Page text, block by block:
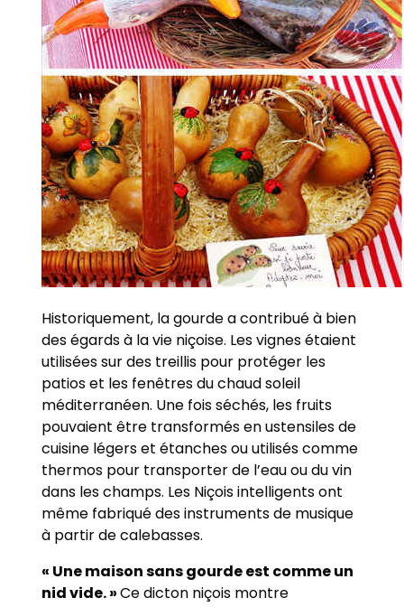
Historiquement, la gourde a contribué à bien
des égards à la vie niçoise. Les vignes étaient
utilisées sur des treillis pour protéger les
patios et les fenêtres du chaud soleil
méditerranéen. Une fois séchés, les fruits
pouvaient être transformés en ustensiles de
cuisine légers et étanches ou utilisés comme
thermos pour transporter de l’eau ou du vin
dans les champs. Les Niçois intelligents ont
même fabriqué des instruments de musique
à partir de calebasses.
« Une maison sans gourde est comme un
nid vide. »Ce dicton niçois montre